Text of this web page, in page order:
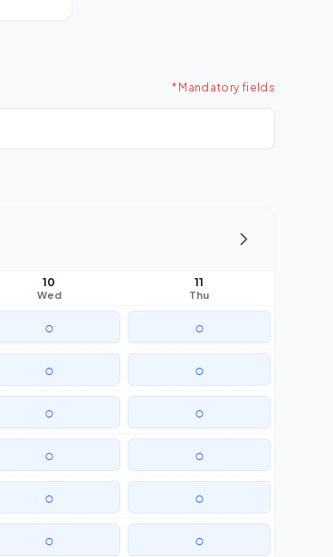
* Mandatory fields
10
Wed
11
Thu
○ ○
○ ○
○ ○
○ ○
○ ○
○ ○